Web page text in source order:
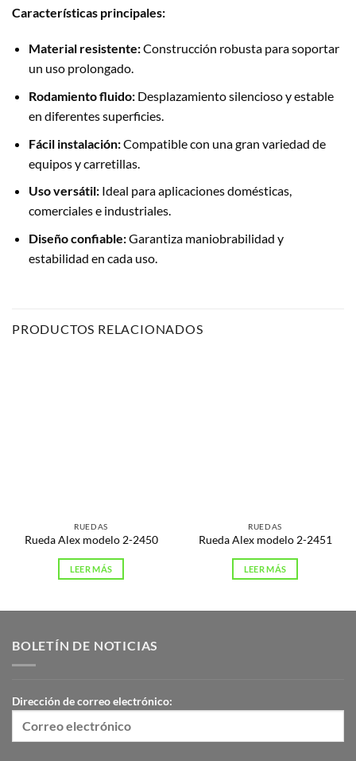
Características principales:
Material resistente:Construcción robusta para soportar
un uso prolongado.
Rodamiento fluido:Desplazamiento silencioso y estable
en diferentes superficies.
Fácil instalación:Compatible con una gran variedad de
equipos y carretillas.
Uso versátil:Ideal para aplicaciones domésticas,
comerciales e industriales.
Diseño confiable:Garantiza maniobrabilidad y
estabilidad en cada uso.
PRODUCTOS RELACIONADOS
RUEDAS
Rueda Alex modelo 2-2450
LEER MÁS
RUEDAS
Rueda Alex modelo 2-2451
LEER MÁS
BOLETÍN DE NOTICIAS
Dirección de correo electrónico: